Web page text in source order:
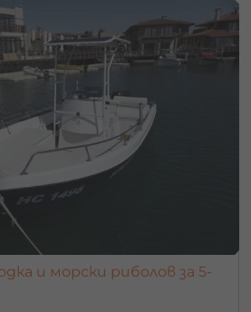
и морски риболов за 5-